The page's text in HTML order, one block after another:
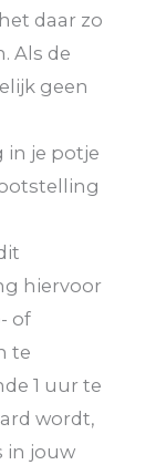
daar zo
Als de
geen
in je potje
hiervoor
of
te
1 uur te
wordt,
in jouw